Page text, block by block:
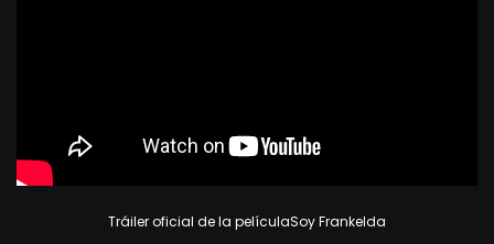
Tráiler oficial de la películaSoy Frankelda